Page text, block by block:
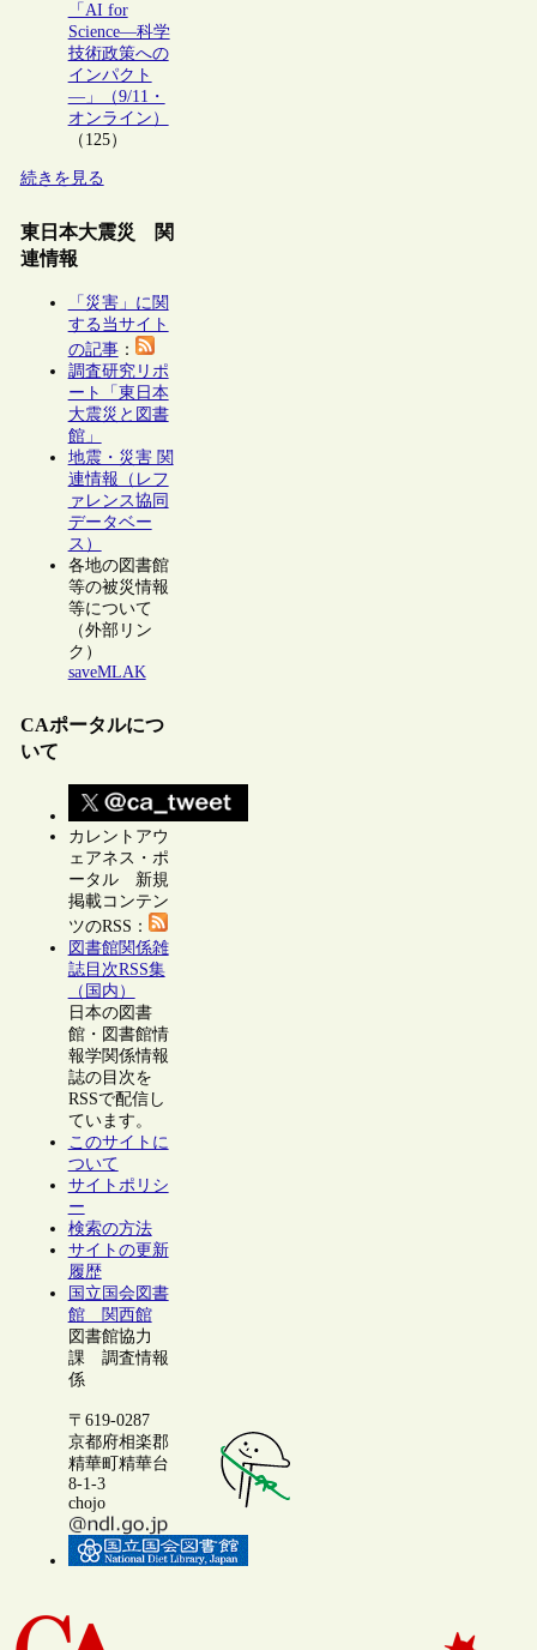
「AI for
Science―科学
技術政策への
インパクト
―」（9/11・
オンライン）
（125）
続きを見る
東日本大震災 関
連情報
「災害」に関
する当サイト
の記事：
調査研究リポ
ート「東日本
大震災と図書
館」
地震・災害 関
連情報（レフ
ァレンス協同
データベー
ス）
各地の図書館
等の被災情報
等について
（外部リン
ク）
saveMLAK
CAポータルにつ
いて
カレントアウ
ェアネス・ポ
ータル 新規
掲載コンテン
ツのRSS：
図書館関係雑
誌目次RSS集
（国内）
日本の図書
館・図書館情
報学関係情報
誌の目次を
RSSで配信し
ています。
このサイトに
ついて
サイトポリシ
ー
検索の方法
サイトの更新
履歴
国立国会図書
館 関西館
図書館協力
課 調査情報
係
〒619-0287
京都府相楽郡
精華町精華台
8-1-3
chojo